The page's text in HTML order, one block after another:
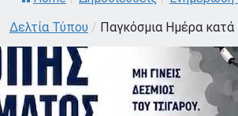
Δελτία Τύπου / Παγκόσμια Ημέρα κατά